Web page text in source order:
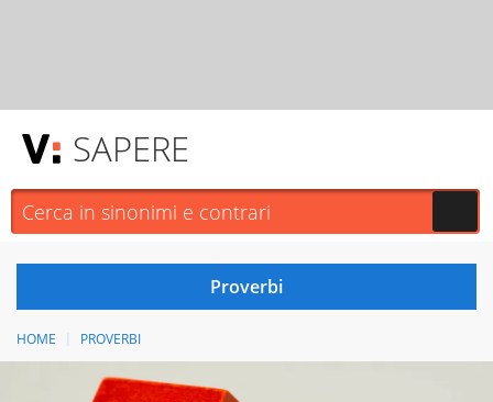
SAPERE
HOME PROVERBI